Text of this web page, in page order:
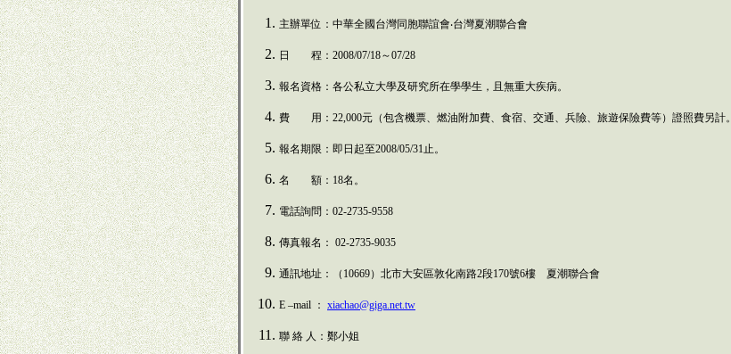
主辦單位：中華全國台灣同胞聯誼會‧台灣夏潮聯合會
日 程：2008/07/18～07/28
報名資格：各公私立大學及研究所在學學生，且無重大疾病。
費 用：22,000元（包含機票、燃油附加費、食宿、交通、兵險、旅遊保險費等）證照費另計。
報名期限：即日起至2008/05/31止。
名 額： 18名。
電話詢問： 02-2735-9558
傳真報名： 02-2735-9035
通訊地址：（ 10669）北市大安區敦化南路2段170號6樓 夏潮聯合會
E –mail ： xiachao@giga.net.tw
聯 絡 人：鄭小姐